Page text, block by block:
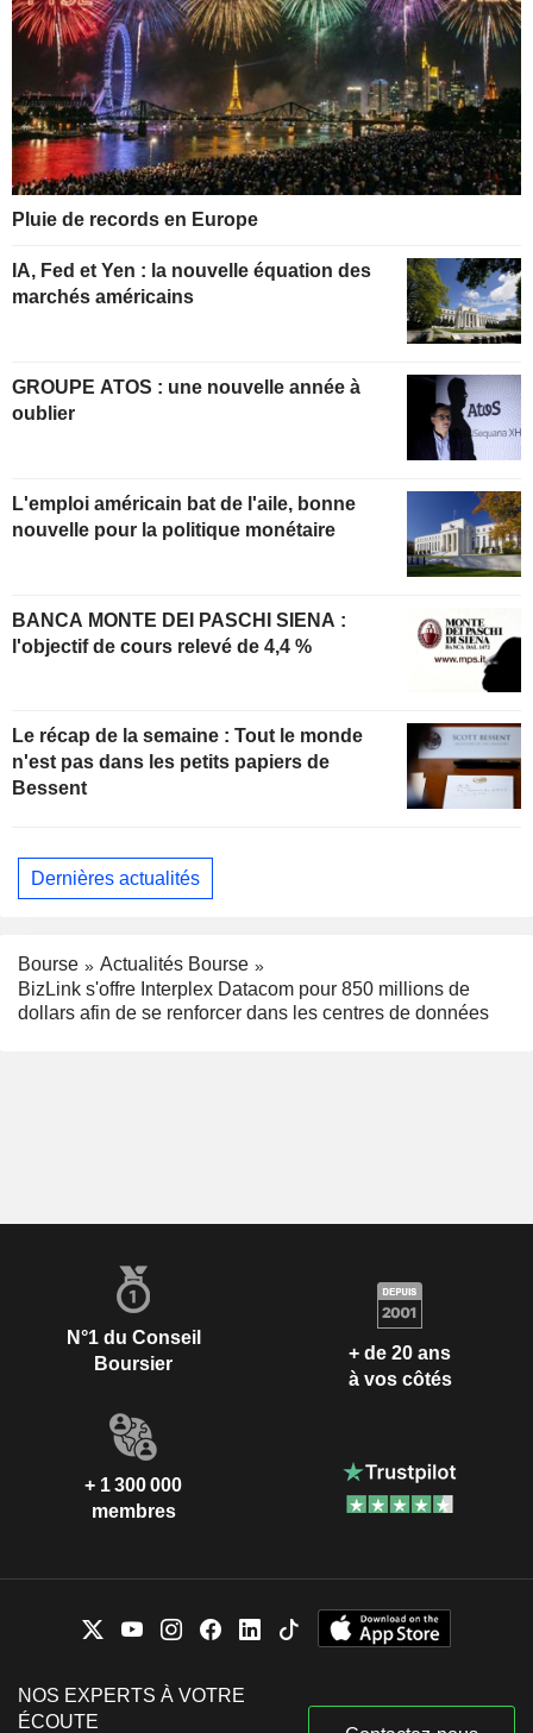
Pluie de records en Europe
IA, Fed et Yen : la nouvelle équation des
marchés américains
GROUPE ATOS : une nouvelle année à
oublier
L'emploi américain bat de l'aile, bonne
nouvelle pour la politique monétaire
BANCA MONTE DEI PASCHI SIENA :
l'objectif de cours relevé de 4,4 %
Le récap de la semaine : Tout le monde
n'est pas dans les petits papiers de
Bessent
Dernières actualités
Bourse
Actualités Bourse
BizLink s'offre Interplex Datacom pour 850 millions de
dollars afin de se renforcer dans les centres de données
N°1 du Conseil
Boursier
+ de 20 ans
à vos côtés
+ 1 300 000
membres
NOS EXPERTS À VOTRE
ÉCOUTE